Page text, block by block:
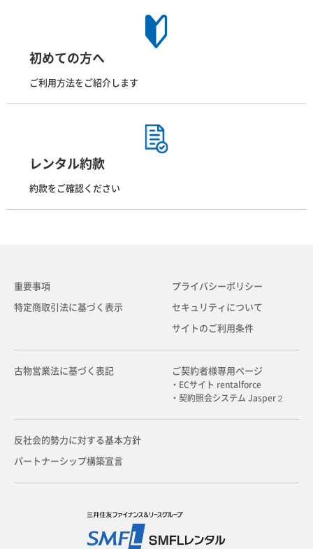
初めての方へ
ご利用方法をご紹介します
レンタル約款
約款をご確認ください
重要事項
特定商取引法に基づく表示
プライバシーポリシー
セキュリティについて
サイトのご利用条件
古物営業法に基づく表記 ご契約者様専用ページ
・ECサイト rentalforce
・契約照会システム Jasper２
反社会的勢力に対する基本方針
パートナーシップ構築宣言